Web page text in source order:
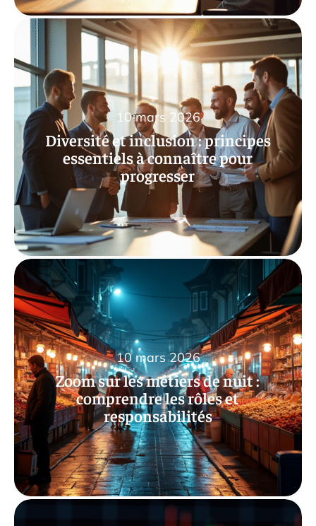
Diversité et inclusion : principes
essentiels à connaître pour
progresser
10 mars 2026
Zoom sur les métiers de nuit :
comprendre les rôles et
responsabilités
10 mars 2026